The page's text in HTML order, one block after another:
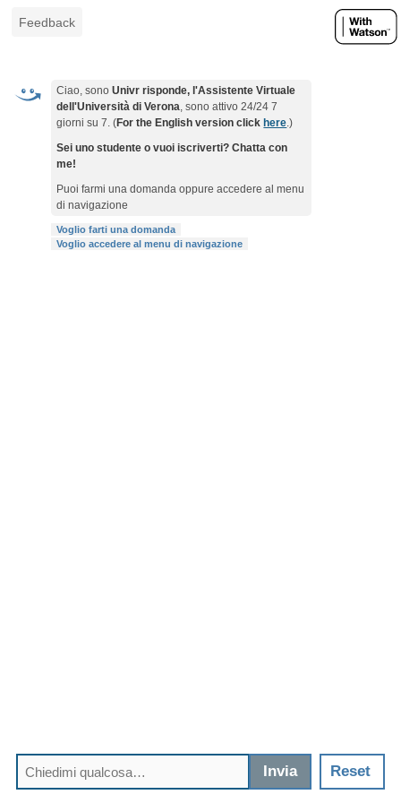
Feedback
Ciao, sonoUnivr risponde, l'Assistente Virtuale
dell'Università di Verona, sono attivo 24/24 7
giorni su 7. (For the English version click here.)
Sei uno studente o vuoi iscriverti? Chatta con
me!
Puoi farmi una domanda oppure accedere al menu
di navigazione
Voglio farti una domanda
Voglio accedere al menu di navigazione
Invia Reset